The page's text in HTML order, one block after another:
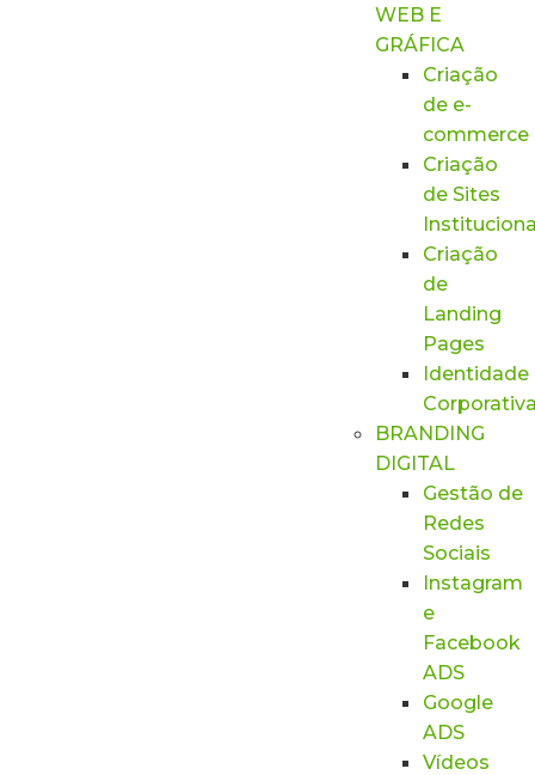
WEB E
GRÁFICA
Criação
de e-
commerce
Criação
de Sites
Criação
de
Landing
Pages
Identidade
BRANDING
DIGITAL
Gestão de
Redes
Sociais
Instagram
e
Facebook
ADS
Google
ADS
Vídeos